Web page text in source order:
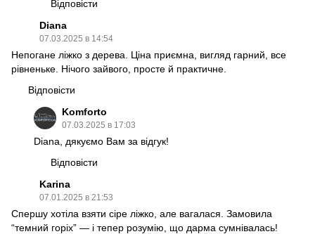
Відповісти
Diana
07.03.2025 в 14:54
Непогане ліжко з дерева. Ціна приємна, вигляд гарний, все
рівненьке. Нічого зайвого, просте й практичне.
Відповісти
Komforto
07.03.2025 в 17:03
Diana, дякуємо Вам за відгук!
Відповісти
Karina
07.01.2025 в 21:53
Спершу хотіла взяти сіре ліжко, але вагалася. Замовила
“темний горіх” — і тепер розумію, що дарма сумнівалась!